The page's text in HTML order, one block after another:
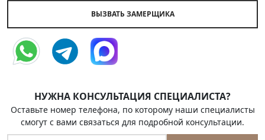
ВЫЗВАТЬ ЗАМЕРЩИКА
НУЖНА КОНСУЛЬТАЦИЯ СПЕЦИАЛИСТА?
Оставьте номер телефона, по которому наши специалисты
смогут с вами связаться для подробной консультации.